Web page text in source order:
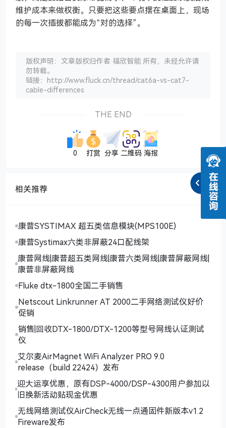
维护成本来做权衡。只要把这些要点摆在桌面上，现场
的每一次插拔都能成为“对的选择”。
版权声明：文章版权归作者 福欣智能 所有，未经允许请
勿转载。
链接：http://www.fluck.cn/thread/cat6a-vs-cat7-
cable-differences
THE END
0 打赏 分享 二维码 海报
相关推荐
康普SYSTIMAX 超五类信息模块(MPS100E)
康普Systimax六类非屏蔽24口配线架
康普网线|康普超五类网线|康普六类网线|康普屏蔽网线|
康普非屏蔽网线
Fluke dtx-1800全国二手销售
Netscout Linkrunner AT 2000二手网络测试仪好价
促销
销售|回收DTX-1800/DTX-1200等型号网线认证测试
仪
艾尔麦AirMagnet WiFi Analyzer PRO 9.0
release（build 22424）发布
迎大运享优惠，原有DSP-4000/DSP-4300用户参加以
旧换新活动贴现金优惠
无线网络测试仪AirCheck无线一点通固件新版本v1.2
Fireware发布